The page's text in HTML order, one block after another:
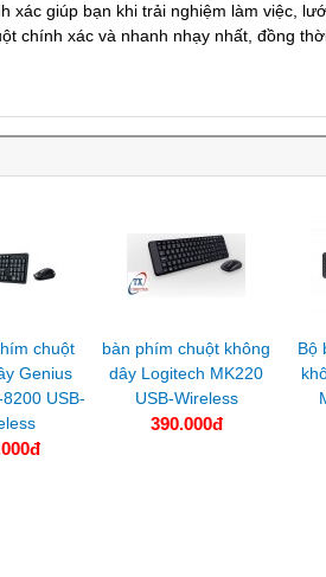
xác giúp bạn khi trải nghiệm làm việc,
chính xác và nhanh nhạy nhất, đồng
chuột
Genius
USB-
bàn phím chuột không
dây Logitech MK220
USB-Wireless
390.000đ
Bộ